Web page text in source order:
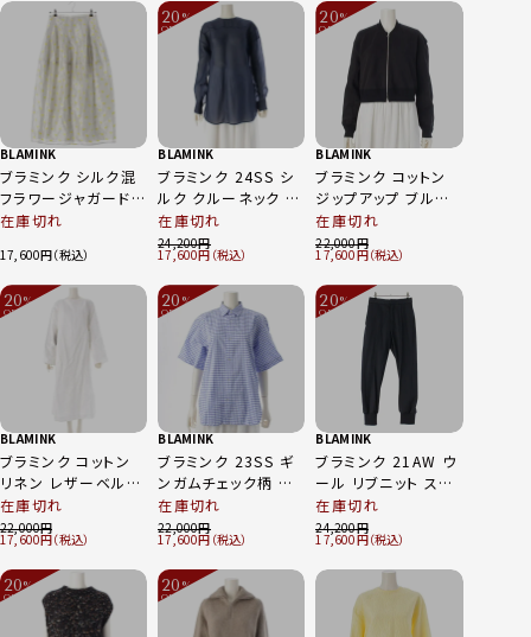
BLAMINK
ブラミンク シルク混
フラワージャガード
ダーツ ロング スカー
シルバー イエロー系
38
在庫切れ
17,600
20%
OFF
BLAMINK
ブラミンク 24SS シ
ルク クルーネック ブ
ラウス 長袖シャツ ト
ップス 7921-230-
0245 ネイビー 38
在庫切れ
24,200
17,600
20%
OFF
BLAMINK
ブラミンク コットン
ジップアップ ブルゾ
ン 7925-299-0378
ブラック 36
在庫切れ
22,000
17,600
20%
OFF
BLAMINK
ブラミンク コットン
リネン レザーベルト
付き 長袖 ロング ワ
ンピース 7926-
230-0150 ホワイト
38
在庫切れ
22,000
17,600
20%
OFF
BLAMINK
ブラミンク 23SS ギ
ンガムチェック柄 ブ
ラウス 半袖シャツ ト
ップス 7911-230-
0143 ブルー 38
在庫切れ
22,000
17,600
20%
OFF
BLAMINK
ブラミンク 21AW ウ
ール リブニット スラ
ックス パンツ ボトム
ス 7914-299-0244
ブラック 34
在庫切れ
24,200
17,600
20%
OFF
20%
OFF